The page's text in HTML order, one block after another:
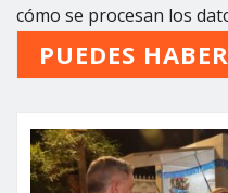
cómo se procesan los
PUEDES